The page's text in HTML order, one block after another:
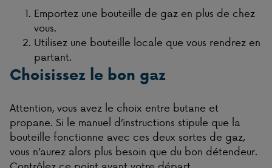
Emportez une bouteille de gaz en plus de chez
vous.
Utilisez une bouteille locale que vous rendrez en
partant.
Choisissez le bon gaz
Attention, vous avez le choix entre butane et
propane. Si le manuel d’instructions stipule que la
bouteille fonctionne avec ces deux sortes de gaz,
vous n’aurez alors plus besoin que du bon détendeur.